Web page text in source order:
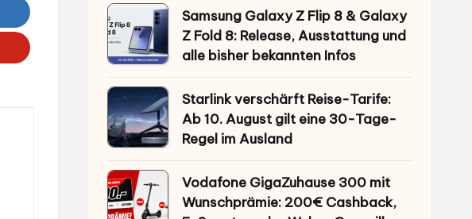
Samsung Galaxy Z Flip 8 & Galaxy
Z Fold 8: Release, Ausstattung und
alle bisher bekannten Infos
Starlink verschärft Reise-Tarife:
Ab 10. August gilt eine 30-Tage-
Regel im Ausland
Vodafone GigaZuhause 300 mit
Wunschprämie: 200€ Cashback,